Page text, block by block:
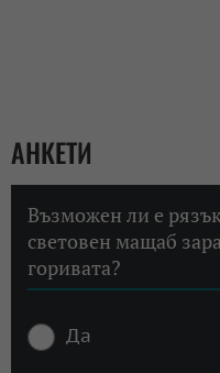
АНКЕТИ
Възможен ли е
световен мащаб
горивата?
Да